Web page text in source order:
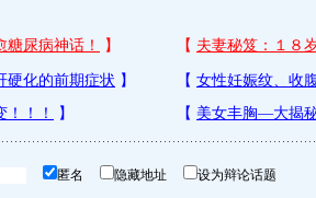
匿名 隐藏地址 设为辩论话题